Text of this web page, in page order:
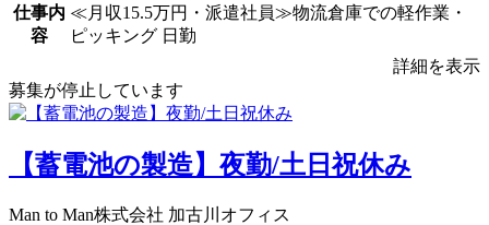
仕事内
容
≪月収15.5万円・派遣社員≫物流倉庫での軽作業・
ピッキング 日勤
詳細を表示
募集が停止しています
【蓄電池の製造】夜勤/土日祝休み
Man to Man株式会社 加古川オフィス